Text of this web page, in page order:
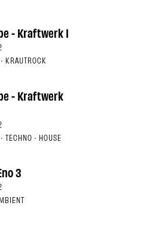
- Kraftwerk I
KRAUTROCK
- Kraftwerk
TECHNO · HOUSE
3